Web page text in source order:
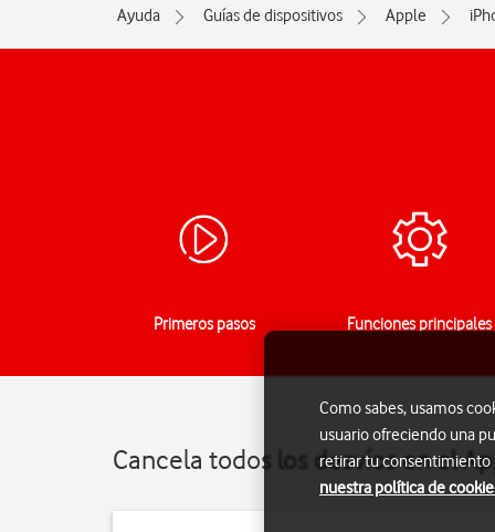
Ayuda Guías de dispositivos Apple
Primeros pasos Funciones principales
Cancela todos los desvíos en el
Como sabes, usamos
usuario ofreciendo una
retirar tu consentimiento
nuestra política de